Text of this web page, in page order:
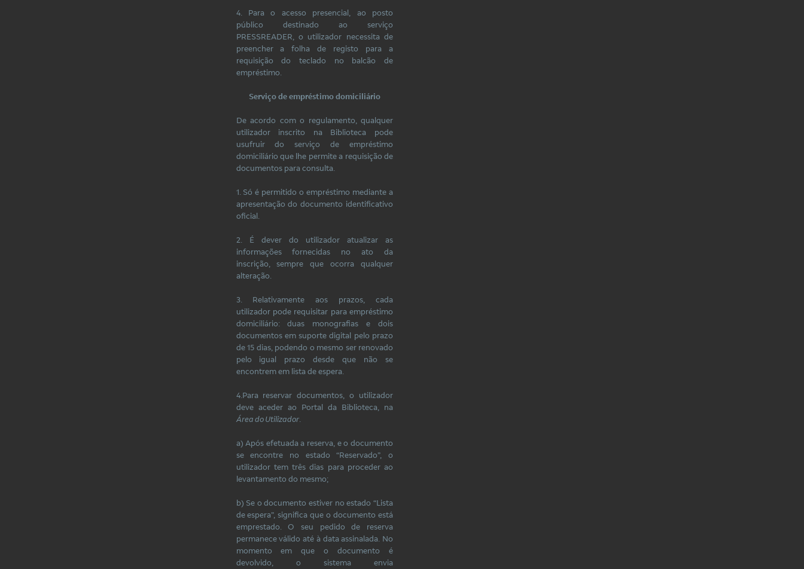
4. Para o acesso presencial, ao posto
público destinado ao serviço
PRESSREADER, o utilizador necessita de
preencher a folha de registo para a
requisição do teclado no balcão de
empréstimo.
Serviço de empréstimo domiciliário
De acordo com o regulamento, qualquer
utilizador inscrito na Biblioteca pode
usufruir do serviço de empréstimo
domiciliário que lhe permite a requisição de
documentos para consulta.
1. Só é permitido o empréstimo mediante a
apresentação do documento identificativo
oficial.
2. É dever do utilizador atualizar as
informações fornecidas no ato da
inscrição, sempre que ocorra qualquer
alteração.
3. Relativamente aos prazos, cada
utilizador pode requisitar para empréstimo
domiciliário: duas monografias e dois
documentos em suporte digital pelo prazo
de 15 dias, podendo o mesmo ser renovado
pelo igual prazo desde que não se
encontrem em lista de espera.
4.Para reservar documentos, o utilizador
deve aceder ao Portal da Biblioteca, na
Área do Utilizador.
a) Após efetuada a reserva, e o documento
se encontre no estado “Reservado”, o
utilizador tem três dias para proceder ao
levantamento do mesmo;
b) Se o documento estiver no estado “Lista
de espera”, significa que o documento está
emprestado. O seu pedido de reserva
permanece válido até à data assinalada. No
momento em que o documento é
devolvido, o sistema envia